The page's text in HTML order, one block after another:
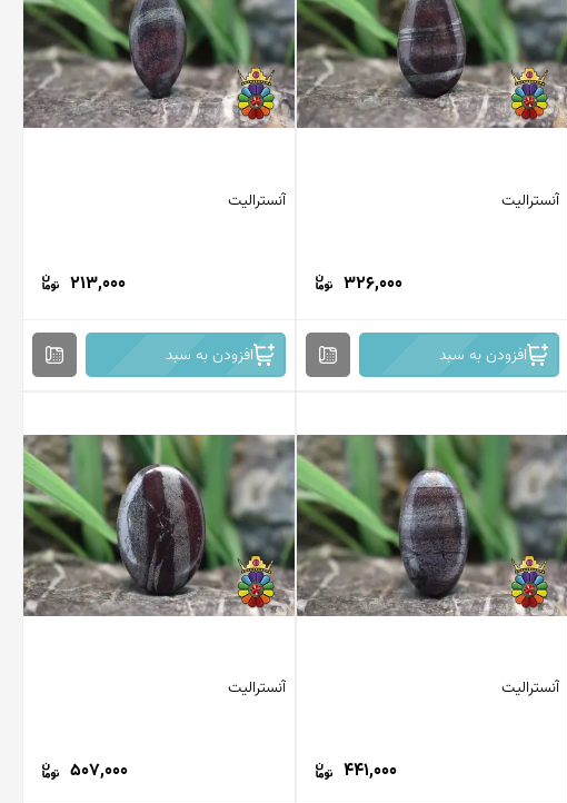
آنسترالیت
326,000
افزودن به سبد
آنسترالیت
213,000
افزودن به سبد
آنسترالیت
441,000
آنسترالیت
507,000